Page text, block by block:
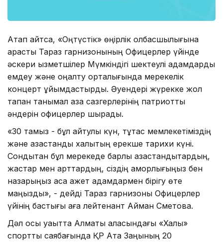
Атап айтсақ, «Оңтүстік» өңірлік қолбасшылығына
қарасты Тараз гарнизонының Офицерлер үйінде
әскери қызметшілер Мүмкіндігі шектеулі адамдарды
емдеу және оңалту орталығында мерекелік
концерт ұйымдастырды. Әуендері жүрекке жол
тапқан танымал қазақ сазгерлерінің патриоттық
әндерін офицерлер шырқады.
«30 тамыз - бұл айтулы күн, тұтас мемлекетіміздің
және қазақстандық халықтың ерекше тарихи күні.
Сондықтан бұл мерекеде барлық қазақстандықтардың,
жастар мен қарттардың, сіздің қамқорлығыңыз бен
назарыңыз аса қажет адамдармен бірігу өте
маңызды», - дейді Тараз гарнизоны Офицерлер
үйінің бастығы аға лейтенант Айман Сметова.
Дәл осы уақытта Алматы қаласындағы «Халық»
спорттық саябағында ҚР Ата Заңының 20